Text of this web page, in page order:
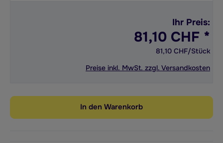
Ihr Preis:
81,10 CHF *
81,10 CHF/Stück
Preise inkl. MwSt. zzgl. Versandkosten
Produkt Anzahl: Gib den gewünschten Wert ein
In den Warenkorb